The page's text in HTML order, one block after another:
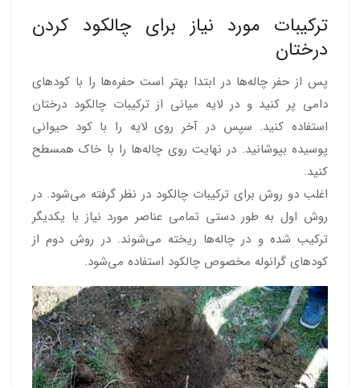
ترکیبات مورد نیاز برای چالکود کردن
درختان
پس از حفر چاله‌ها در ابتدا بهتر است حفره‌ها را با کودهای
دامی پر کنید و در لایه میانی از ترکیبات چالکود درختان
استفاده کنید. سپس در آخر روی لایه را با کود حیوانی
پوسیده بپوشانید. در نهایت روی چاله‌ها را با خاک همسطح
کنید.
اغلب دو روش برای ترکیبات چالکود در نظر گرفته می‌شود. در
روش اول به طور دستی تمامی عناصر مورد نیاز با یکدیگر
ترکیب شده و در چاله‌ها ریخته می‌شوند. در روش دوم از
کودهای گرانوله مخصوص چالکود استفاده می‌شود.